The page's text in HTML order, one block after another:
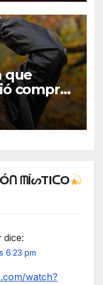
que
comprar
ᗰÍᔕTIᑕO
dice:
6:23 pm
watch?